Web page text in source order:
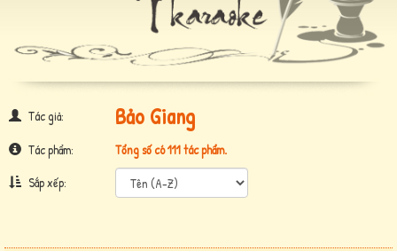
Tác giả: Bảo Giang
Tác phẩm:
Tổng số có 111 tác phẩm.
Sắp xếp: